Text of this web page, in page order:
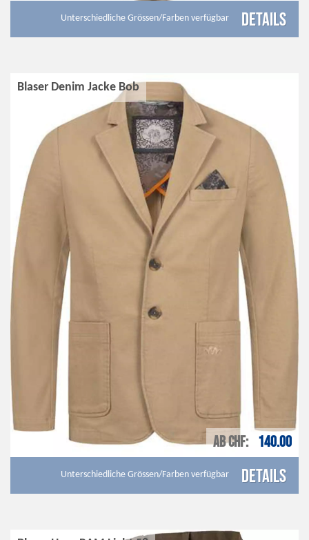
Unterschiedliche Grössen/Farben verfügbar Details
Blaser Denim Jacke Bob
AB CHF 140.00
Unterschiedliche Grössen/Farben verfügbar Details